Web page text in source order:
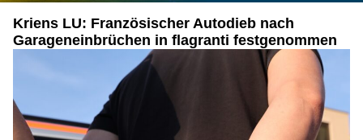
Kriens LU: Französischer Autodieb nach
Garageneinbrüchen in flagranti festgenommen